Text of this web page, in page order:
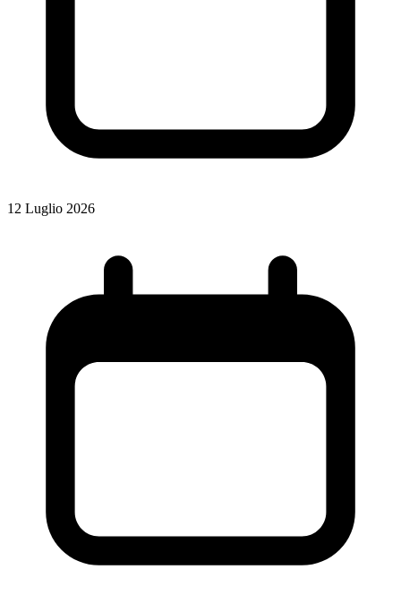
12 Luglio 2026